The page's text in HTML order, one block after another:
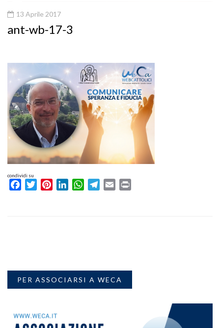
13 Aprile 2017
ant-wb-17-3
condividi su
FacebookTwitterPinterestLinkedInWhatsAppTelegram
Email
PER ASSOCIARSI A WECA